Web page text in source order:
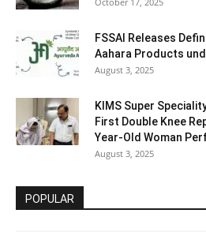
FSSAI Releases
Aahara Products
August 3, 2025
KIMS Super
First Double Knee
Year-Old Woman
August 3, 2025
POPULAR